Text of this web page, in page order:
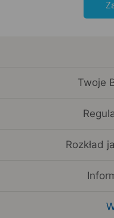
Twoje
Rozkład